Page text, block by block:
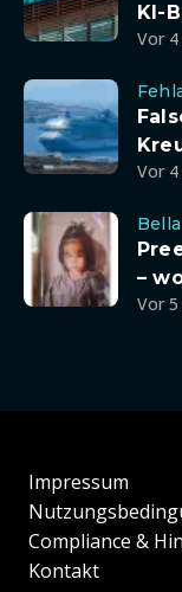
KI-
Vor
Vor
Bella
–
Vor
Impressum
Compliance &
Kontakt